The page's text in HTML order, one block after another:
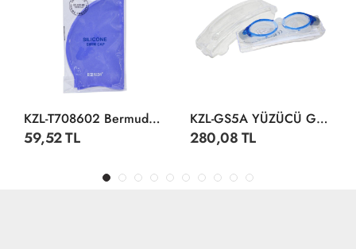
KZL-T708602 Bermuda Silikon Bone
59,52 TL
KZL-GS5A YÜZÜCÜ GÖZLÜĞÜ SİLİKON ANT
280,08 TL